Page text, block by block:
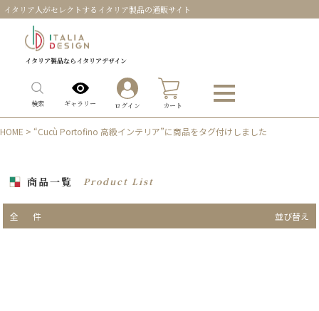
イタリア人がセレクトするイタリア製品の通販サイト
イタリア製品ならイタリアデザイン
検索 ギャラリー ログイン カート
HOME > “Cucù Portofino 高級インテリア”に商品をタグ付けしました
商品一覧 Product List
全 件 並び替え